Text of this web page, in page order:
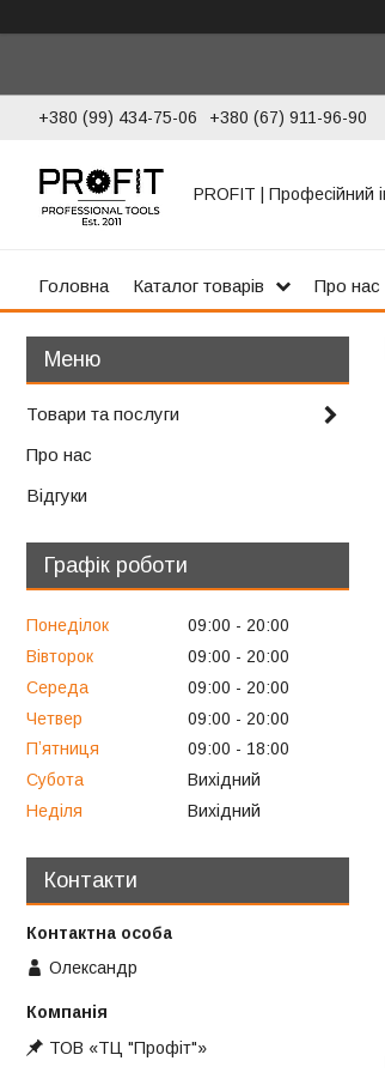
+380 (99) 434-75-06 +380 (67) 911-96-90
PROFIT | Професійний
Головна Каталог товарів Про нас
Товари та послуги
Про нас
Відгуки
Графік роботи
Понеділок 09:00
20:00
Вівторок
09:00
20:00
Середа
09:00
20:00
Четвер
09:00
20:00
Пʼятниця
09:00
18:00
Субота
Вихідний
Неділя
Вихідний
Контакти
Олександр
ТОВ «ТЦ "Профіт"»